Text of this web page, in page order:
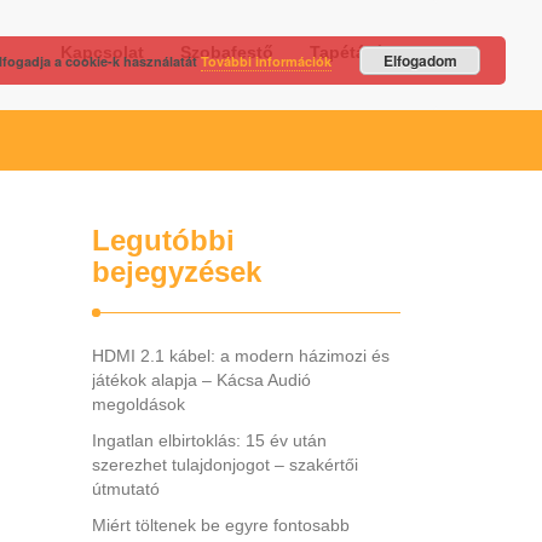
Kapcsolat Szobafestő Tapétázás
Legutóbbi
bejegyzések
HDMI 2.1 kábel: a modern házimozi és
játékok alapja – Kácsa Audió
megoldások
Ingatlan elbirtoklás: 15 év után
szerezhet tulajdonjogot – szakértői
útmutató
Miért töltenek be egyre fontosabb
a cookie-k használatátTovábbi információk Elfogadom